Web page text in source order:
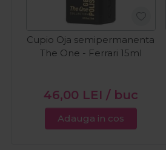
Cupio Oja semipermanenta
The One - Ferrari 15ml
46,00 LEI / buc
Adauga in cos